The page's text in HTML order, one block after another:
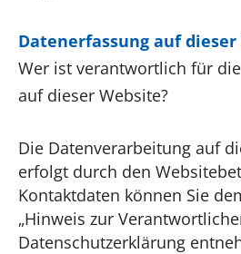
Datenerfassung auf dieser
Wer ist verantwortlich für
auf dieser Website?
Die Datenverarbeitung auf
erfolgt durch den
Kontaktdaten können Sie
„Hinweis zur
Datenschutzerklärung